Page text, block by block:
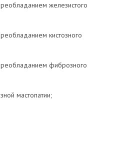
железистого
кистозного
фиброзного
мастопатии;